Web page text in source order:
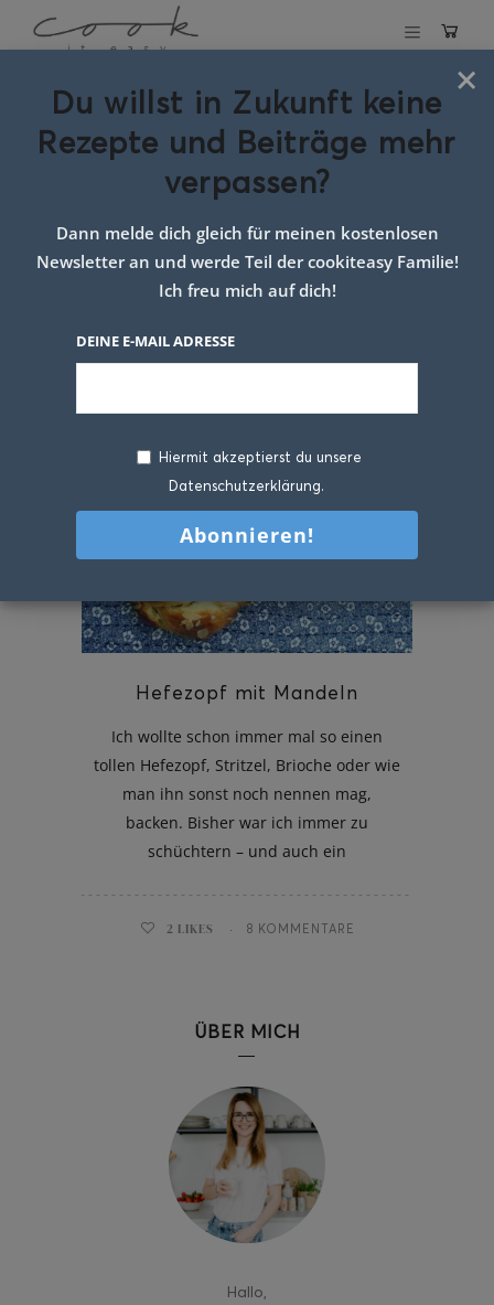
Schlagwort:germ
stritzel
Hefezopf mit Mandeln
Ich wollte schon immer mal so einen
tollen Hefezopf, Stritzel, Brioche oder wie
man ihn sonst noch nennen mag,
backen. Bisher war ich immer zu
schüchtern – und auch ein
2 LIKES 8 KOMMENTARE
ÜBER MICH
Hallo,
×
Du willst in Zukunft keine
Rezepte und Beiträge mehr
verpassen?
Dann melde dich gleich für meinen kostenlosen
Newsletter an und werde Teil der cookiteasy Familie!
Ich freu mich auf dich!
DEINE E-MAIL ADRESSE
Hiermit akzeptierst du unsere
Datenschutzerklärung.